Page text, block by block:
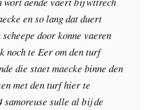
en so lang dat duert
door konne vaeren
noch te Eer om den turf
die staet maecke binne den
met den turf hier te
samoreuse sulle al bij de